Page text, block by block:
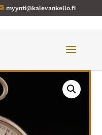
myynti@kalevankello.fi
007 Billodes